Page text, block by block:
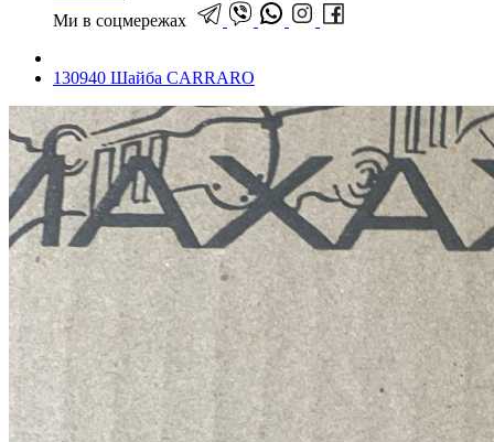
Ми в соцмережах
130940 Шайба CARRARO